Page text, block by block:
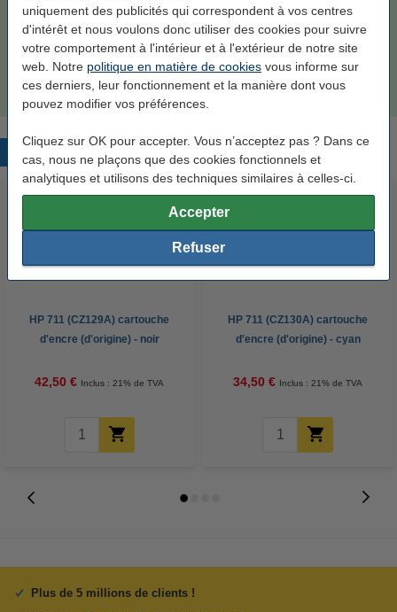
uniquement des publicités qui correspondent à vos centres
d'intérêt et nous voulons donc utiliser des cookies pour suivre
votre comportement à l'intérieur et à l'extérieur de notre site
web. Notre politique en matière de cookies vous informe sur
ces derniers, leur fonctionnement et la manière dont vous
pouvez modifier vos préférences.
Cliquez sur OK pour accepter. Vous n’acceptez pas ? Dans ce
cas, nous ne plaçons que des cookies fonctionnels et
analytiques et utilisons des techniques similaires à celles-ci.
Accepter
Refuser
Bon plan : commandez un multipack
Marque 123encre remplace HP 711 multipack
noir/cyan/magenta/jaune
84,50 €
Produits populaires
HP 711 (CZ129A) cartouche
d'encre (d'origine) - noir
42,50 € Inclus : 21% de TVA
HP 711 (CZ130A) cartouche
d'encre (d'origine) - cyan
34,50 € Inclus : 21% de TVA
Plus de 5 millions de clients !